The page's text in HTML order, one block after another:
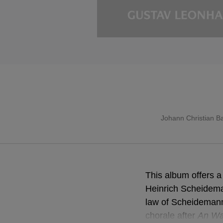
Johann Christian
An
This album offers
Heinrich
law of
chorale after An